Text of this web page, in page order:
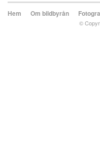
Hem Om bildbyrån
©